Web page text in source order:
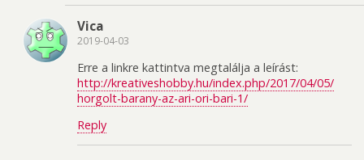
Vica
2019-04-03
Erre a linkre kattintva megtalálja a leírást:
http://kreativeshobby.hu/index.php/2017/04/05/
horgolt-barany-az-ari-ori-bari-1/
Reply